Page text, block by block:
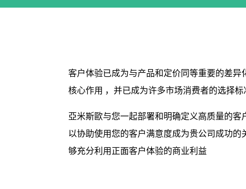
客户体验已成为与产品和定价同等重要的差异
核心作用 ，并已成为许多市场消费者的选择标
亞米斯歐与您一起部署和明确定义高质量的客
以协助使用您的客户满意度成为贵公司成功的
够充分利用正面客户体验的商业利益